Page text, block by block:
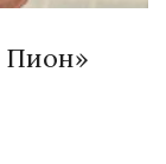
Пион»